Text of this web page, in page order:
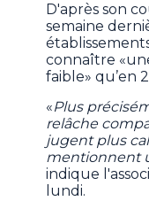
D'après son
semaine
connaître
faible» qu’en
«Plus
relâche
jugent plus
mentionnent
indique
lundi.